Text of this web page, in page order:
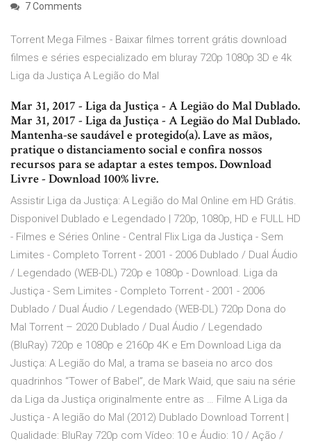
7 Comments
Torrent Mega Filmes - Baixar filmes torrent grátis download
filmes e séries especializado em bluray 720p 1080p 3D e 4k
Liga da Justiça A Legião do Mal
Mar 31, 2017 - Liga da Justiça - A Legião do Mal Dublado.
Mar 31, 2017 - Liga da Justiça - A Legião do Mal Dublado.
Mantenha-se saudável e protegido(a). Lave as mãos,
pratique o distanciamento social e confira nossos
recursos para se adaptar a estes tempos. Download
Livre - Download 100% livre.
Assistir Liga da Justiça: A Legião do Mal Online em HD Grátis.
Disponivel Dublado e Legendado | 720p, 1080p, HD e FULL HD
- Filmes e Séries Online - Central Flix Liga da Justiça - Sem
Limites - Completo Torrent - 2001 - 2006 Dublado / Dual Áudio
/ Legendado (WEB-DL) 720p e 1080p - Download. Liga da
Justiça - Sem Limites - Completo Torrent - 2001 - 2006
Dublado / Dual Áudio / Legendado (WEB-DL) 720p Dona do
Mal Torrent – 2020 Dublado / Dual Áudio / Legendado
(BluRay) 720p e 1080p e 2160p 4K e Em Download Liga da
Justiça: A Legião do Mal, a trama se baseia no arco dos
quadrinhos “Tower of Babel”, de Mark Waid, que saiu na série
da Liga da Justiça originalmente entre as … Filme A Liga da
Justiça - A legião do Mal (2012) Dublado Download Torrent |
Qualidade: BluRay 720p com Vídeo: 10 e Áudio: 10 / Ação /